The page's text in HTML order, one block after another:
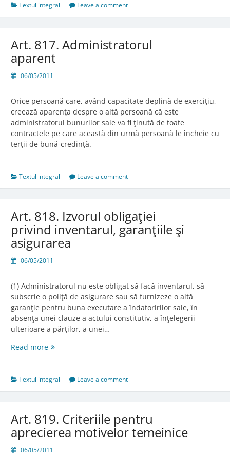
Textul integral Leave a comment
Art. 817. Administratorul
aparent
06/05/2011
Orice persoană care, având capacitate deplină de exerciţiu,
creează aparenţa despre o altă persoană că este
administratorul bunurilor sale va fi ţinută de toate
contractele pe care această din urmă persoană le încheie cu
terţii de bună-credinţă.
Textul integral Leave a comment
Art. 818. Izvorul obligaţiei
privind inventarul, garanţiile şi
asigurarea
06/05/2011
(1) Administratorul nu este obligat să facă inventarul, să
subscrie o poliţă de asigurare sau să furnizeze o altă
garanţie pentru buna executare a îndatoririlor sale, în
absenţa unei clauze a actului constitutiv, a înţelegerii
ulterioare a părţilor, a unei…
Read moreArt.
obligaţiei
privind
şi
asigurarea
Textul integral Leave a comment
Art. 819. Criteriile pentru
aprecierea motivelor temeinice
06/05/2011